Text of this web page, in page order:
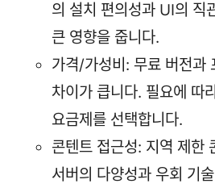
의 설치 편의성과 UI의 직
큰 영향을 줍니다.
가격/가성비: 무료 버전과
차이가 큽니다. 필요에 따
요금제를 선택합니다.
콘텐트 접근성: 지역 제한
서버의 다양성과 우회 기